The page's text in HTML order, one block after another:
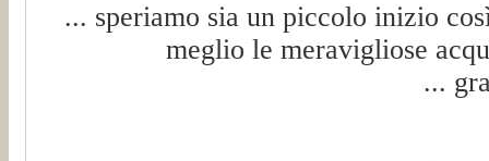
... speriamo sia un piccolo inizio
meglio le meravigliose
...